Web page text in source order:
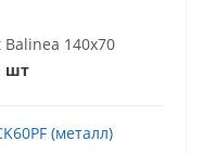
140x70
шт
(металл)